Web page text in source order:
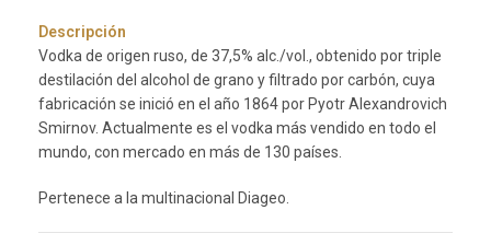
Descripción
Vodka de origen ruso, de 37,5% alc./vol., obtenido por triple
destilación del alcohol de grano y filtrado por carbón, cuya
fabricación se inició en el año 1864 por Pyotr Alexandrovich
Smirnov. Actualmente es el vodka más vendido en todo el
mundo, con mercado en más de 130 países.
Pertenece a la multinacional Diageo.